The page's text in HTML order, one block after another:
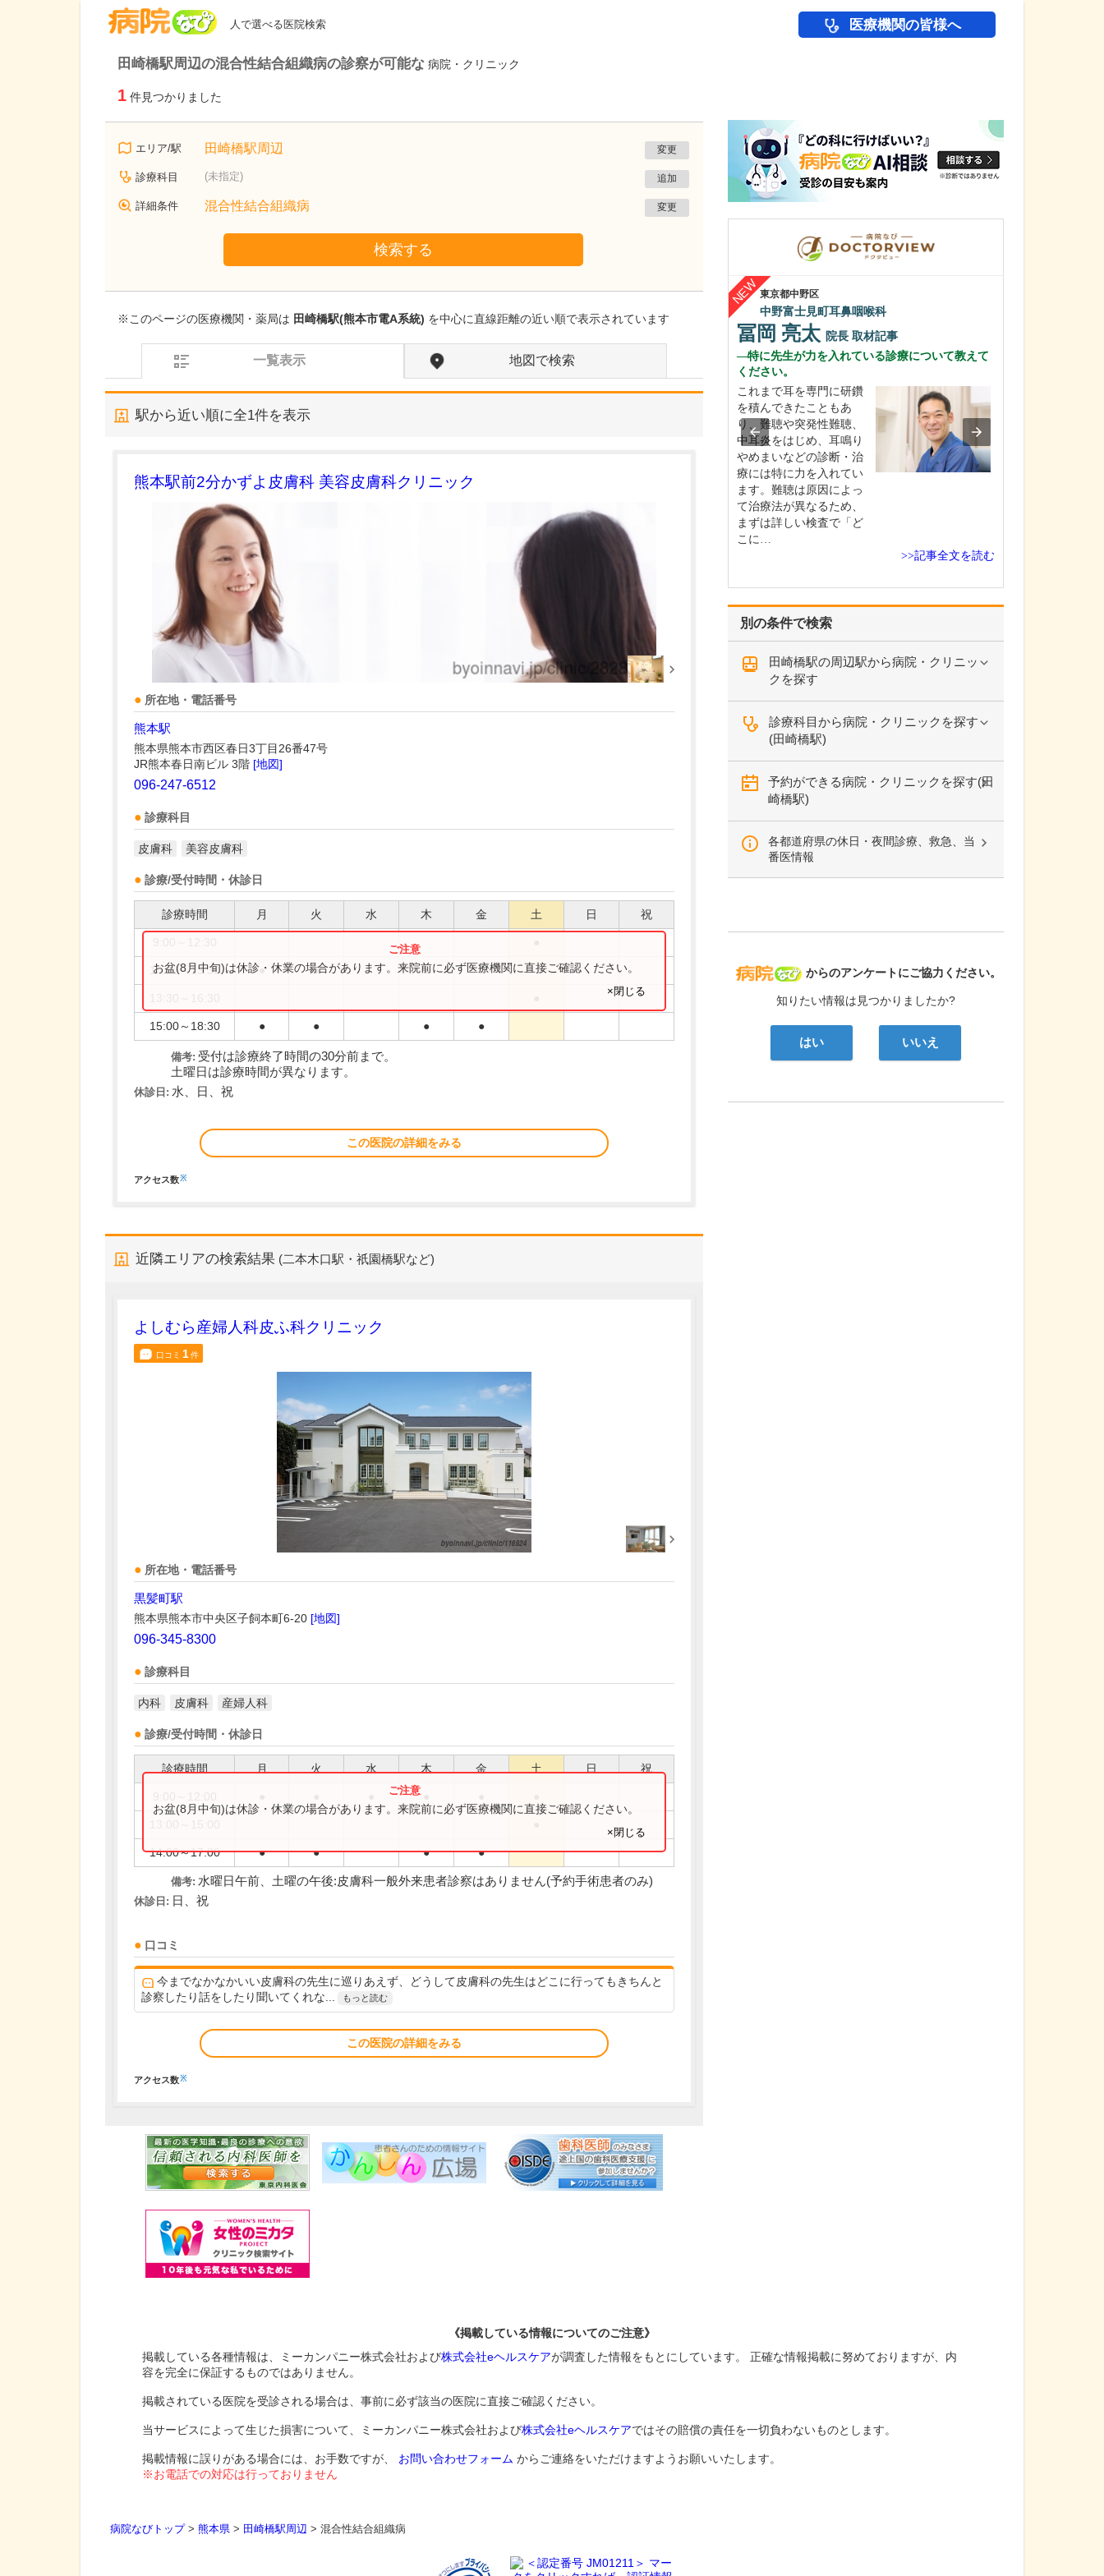
人で選べる医院検索 医療機関の皆様へ
田崎橋駅周辺の混合性結合組織病の診察が可能な 病院・クリニック
1 件見つかりました
エリア/駅 田崎橋駅周辺 変更
診療科目 (未指定) 追加
詳細条件 混合性結合組織病 変更
検索する
※このページの医療機関・薬局は 田崎橋駅(熊本市電A系統) を中心に直線距離の近い順で表示されています
一覧表示 地図で検索
駅から近い順に全1件を表示
熊本駅前2分かずよ皮膚科 美容皮膚科クリニック
所在地・電話番号
熊本駅
熊本県熊本市西区春日3丁目26番47号
JR熊本春日南ビル 3階 [地図]
096-247-6512
診療科目
皮膚科 美容皮膚科
診療/受付時間・休診日
診療時間 月 火 水 木 金 土 日 祝
10:00～13:30 ● ● ● ●
15:00～18:30 ● ● ● ●
お盆(8月中旬)は休診・休業の場合があります。来院前に必ず医療機関に直接ご確認ください。
×閉じる
備考: 受付は診療終了時間の30分前まで。
土曜日は診療時間が異なります。
休診日: 水、日、祝
この医院の詳細をみる
アクセス数※
近隣エリアの検索結果 (二本木口駅・祇園橋駅など)
よしむら産婦人科皮ふ科クリニック
口コミ 1件
所在地・電話番号
黒髪町駅
熊本県熊本市中央区子飼本町6-20 [地図]
096-345-8300
診療科目
内科 皮膚科 産婦人科
診療/受付時間・休診日
診療時間 月 火 水 木 金 土 日 祝
14:00～17:00 ● ● ● ●
お盆(8月中旬)は休診・休業の場合があります。来院前に必ず医療機関に直接ご確認ください。
×閉じる
備考: 水曜日午前、土曜の午後:皮膚科一般外来患者診察はありません(予約手術患者のみ)
休診日: 日、祝
口コミ
今までなかなかいい皮膚科の先生に巡りあえず、どうして皮膚科の先生はどこに行ってもきちんと
診察したり話をしたり聞いてくれな...
もっと読む
この医院の詳細をみる
アクセス数※
別の条件で検索
田崎橋駅の周辺駅から病院・クリニッ
クを探す
診療科目から病院・クリニックを探す
(田崎橋駅)
予約ができる病院・クリニックを探す(田
崎橋駅)
各都道府県の休日・夜間診療、救急、当
番医情報
病院なび
からのアンケートにご協力ください。
知りたい情報は見つかりましたか?
はい いいえ
熊本県熊本市南区
たかしお内科ハートクリニック
大学病院で要職を担ってきた先生が開業を決め
たのにはどのような理由があったのでしょうか?
心不全という病気は発症
を繰り返しながら病状は
だんだん悪くなっていき
育成に取り組みつつ、高
>>記事全文を読む
東京都中野区
中野富士見町耳鼻咽喉科
冨岡 亮太 院長 取材記事
特に先生が力を入れている診療について教えて
ください。
これまで耳を専門に研鑽
を積んできたこともあ
り、難聴や突発性難聴、
中耳炎をはじめ、耳鳴り
やめまいなどの診断・治
療には特に力を入れてい
ます。難聴は原因によっ
て治療法が異なるため、
まずは詳しい検査で「ど
こに…
>>記事全文を読む
《掲載している情報についてのご注意》
掲載している各種情報は、ミーカンパニー株式会社および株式会社eヘルスケアが調査した情報をもとにしています。 正確な情報掲載に努めておりますが、内
容を完全に保証するものではありません。
掲載されている医院を受診される場合は、事前に必ず該当の医院に直接ご確認ください。
当サービスによって生じた損害について、ミーカンパニー株式会社および株式会社eヘルスケアではその賠償の責任を一切負わないものとします。
掲載情報に誤りがある場合には、お手数ですが、 お問い合わせフォーム からご連絡をいただけますようお願いいたします。
※お電話での対応は行っておりません
病院なびトップ> 熊本県 > 田崎橋駅周辺 > 混合性結合組織病